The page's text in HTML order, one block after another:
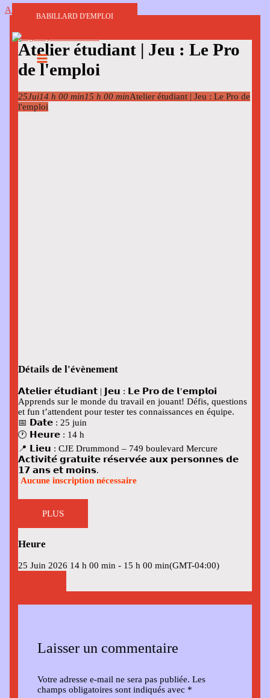
Aller au contenu
BABILLARD D'EMPLOI
Atelier étudiant | Jeu : Le Pro
de l'emploi
25Jui14 h 00 min15 h 00 minAtelier étudiant | Jeu : Le Pro de
l'emploi
Détails de l'évènement
𝗔𝘁𝗲𝗹𝗶𝗲𝗿 𝗲́𝘁𝘂𝗱𝗶𝗮𝗻𝘁 | 𝗝𝗲𝘂 : 𝗟𝗲 𝗣𝗿𝗼 𝗱𝗲 𝗹’𝗲𝗺𝗽𝗹𝗼𝗶
Apprends sur le monde du travail en jouant! Défis, questions
et fun t’attendent pour tester tes connaissances en équipe.
📅 𝗗𝗮𝘁𝗲 : 25 juin
🕐 𝗛𝗲𝘂𝗿𝗲 : 14 h
📍 𝗟𝗶𝗲𝘂 : CJE Drummond – 749 boulevard Mercure
𝗔𝗰𝘁𝗶𝘃𝗶𝘁𝗲́ 𝗴𝗿𝗮𝘁𝘂𝗶𝘁𝗲 𝗿𝗲́𝘀𝗲𝗿𝘃𝗲́𝗲 𝗮𝘂𝘅 𝗽𝗲𝗿𝘀𝗼𝗻𝗻𝗲𝘀 𝗱𝗲
𝟭𝟳 𝗮𝗻𝘀 𝗲𝘁 𝗺𝗼𝗶𝗻𝘀.
Aucune inscription nécessaire
PLUS
Heure
25 Juin 2026 14 h 00 min - 15 h 00 min(GMT-04:00)
Laisser un commentaire
Votre adresse e-mail ne sera pas publiée. Les
champs obligatoires sont indiqués avec *